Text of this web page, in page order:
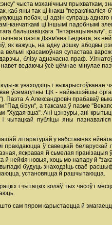
чыста мэханічным прыхваткам,
каб яны так ці інакш "пераклікаліся-
побач, ці адзін супраць
канчаткамі ці іншымі падобнымі
бальшавіцкага "Інтэрнацыяналу",
паэта Дзям'яна Беднага, як
як кажуць, на адну дошку абодвы
красамоўная супастава
блізу адначасна праф.
ведаючы ўсё цёмнае мінулае
ж уваходзіць i выкарыстоўванае
ўсемагутны ЦК - найвышэйшы орган
Паэта А.Александровіч прабаваў
"Пад бізун", а таксама ў паэме
"Худая вша". Ані цэнзуры, ані
публіцы яны
літаратурай у вабставінах ейнага
ў савецкай беларускай
яскравая й сьмелая гіранізацыя
нейкія новыя, хоць мо напару й
будуць знаходзіць сваё
установяцца й рашчытаюцца.
i чытацкіх колаў тых часоў i
сам пяром карыстаецца й